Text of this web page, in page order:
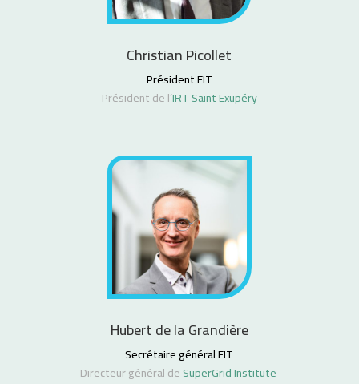
Christian Picollet
Président FIT
Président de l’IRT Saint Exupéry
Hubert de la Grandière
Secrétaire général FIT
Directeur général deSuperGrid Institute